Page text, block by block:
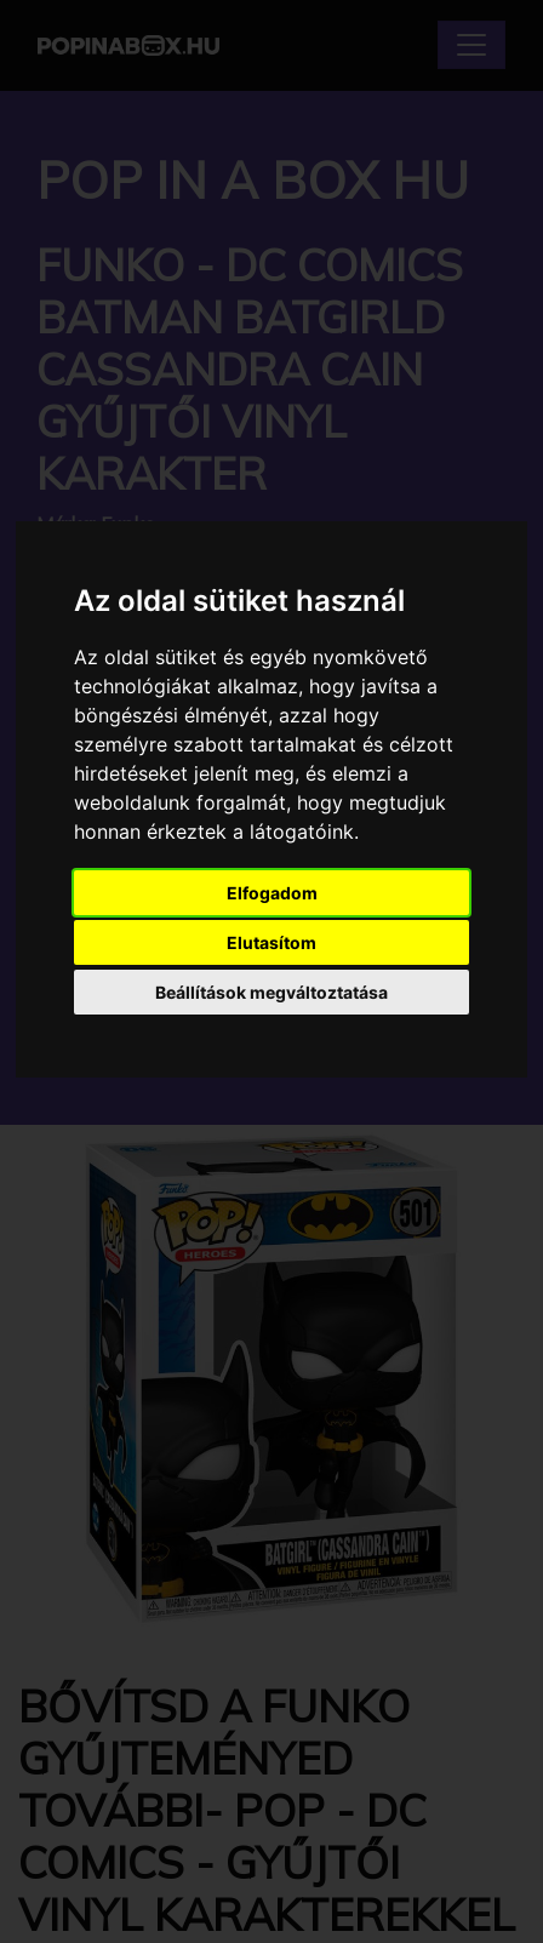
Az oldal sütiket használ
Az oldal sütiket és egyéb nyomkövető
technológiákat alkalmaz, hogy javítsa a
böngészési élményét, azzal hogy
személyre szabott tartalmakat és célzott
hirdetéseket jelenít meg, és elemzi a
weboldalunk forgalmát, hogy megtudjuk
honnan érkeztek a látogatóink.
Elfogadom
Elutasítom
Beállítások megváltoztatása
POP IN A BOX HU
FUNKO - DC COMICS
BATMAN BATGIRLD
CASSANDRA CAIN
GYŰJTŐI VINYL
KARAKTER
Márka: Funko
Ára:6890 Ft
A Funko POP - DC Comics egyik népszerű terméke a
Funko - DC Comics Batman Batgirld Cassandra Cain
gyűjtői vinyl karakter, amely ablakos csomagolásban
azaz - POP In a Box - várja új gazdáját.
TOVÁBB A VÁSÁRLÁSRA
Tetszik? Osszd meg másokkal!
BŐVÍTSD A FUNKO
GYŰJTEMÉNYED
TOVÁBBI- POP - DC
COMICS - GYŰJTŐI
VINYL KARAKTEREKKEL